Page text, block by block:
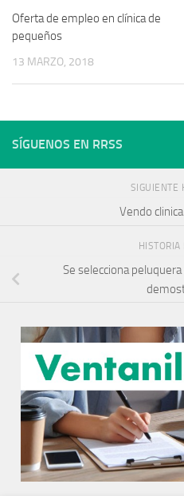
Oferta de empleo en clínica de
pequeños
13 MARZO, 2018
SÍGUENOS EN RRSS
SIGUIENTE
Vendo
HISTORIA
Se selecciona